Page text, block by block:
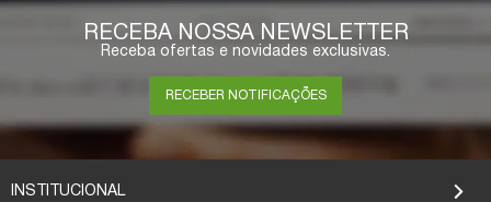
RECEBA NOSSA NEWSLETTER
Receba ofertas e novidades exclusivas.
RECEBER NOTIFICAÇÕES
INSTITUCIONAL